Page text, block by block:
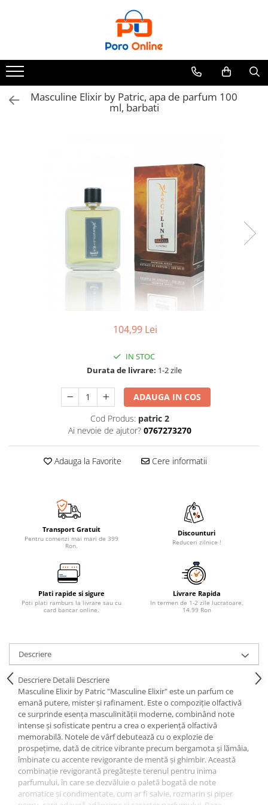
Al Absar
Parfum
Clone
Parfum tip fiola
Masculine Elixir by Patric, apa de parfum 100
ml, barbati
104,99 Lei
IN STOC
Durata de livrare: 1-2 zile
ADAUGA IN COS
Cod Produs: patric 2
Ai nevoie de ajutor? 0767273270
Adauga la Favorite Cere informatii
Transport Gratuit
Pentru comenzi mai mari de 399
Ron.
Discounturi
Reduceri zilnice !
Plati rapide si sigure
Poti plati ramburs la livrare sau cu
card bancar online.
Livrare Rapida
In termen de 1-2 zile lucratoare,
14.99 Ron
Descriere
Descriere Detalii Descriere
Masculine Elixir by Patric "Masculine Elixir" este un parfum ce
emană putere, mister și rafinament. Este o compoziție olfactivă
ce surprinde esența masculinității moderne, combinând note
intense și sofisticate pentru a crea o experiență olfactivă
memorabilă. Notele de vârf debutează cu o explozie de
prospețime, dată de citrice vibrante precum bergamota și lămâia,
îmbinate cu accente revigorante de mentă și ghimbir. Această
combinație revigorantă pregătește terenul pentru inima
parfumului, în care se dezvăluie o paletă bogată de note
aromatice și condimentate, cum ar fi salvie, rozmarin și piper